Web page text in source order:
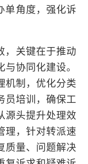
单角度，强化诉
，关键在于推动
协同化建设。
机制，优化分类
员培训，确保工
源头提升处理效
理，针对转派速
质量、问题解决